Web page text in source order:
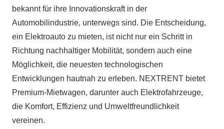
Antworten.
bekannt für ihre Innovationskraft in der
Automobilindustrie, unterwegs sind. Die Entscheidung,
ein Elektroauto zu mieten, ist nicht nur ein Schritt in
Richtung nachhaltiger Mobilität, sondern auch eine
Möglichkeit, die neuesten technologischen
Entwicklungen hautnah zu erleben. NEXTRENT bietet
Premium-Mietwagen, darunter auch Elektrofahrzeuge,
die Komfort, Effizienz und Umweltfreundlichkeit
vereinen.